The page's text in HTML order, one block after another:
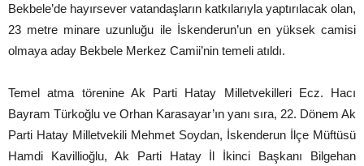
Bekbele’de hayırsever vatandaşların katkılarıyla yaptırılacak olan,
23 metre minare uzunluğu ile İskenderun’un en yüksek camisi
olmaya aday Bekbele Merkez Camii’nin temeli atıldı.
Temel atma törenine Ak Parti Hatay Milletvekilleri Ecz. Hacı
Bayram Türkoğlu ve Orhan Karasayar’ın yanı sıra, 22. Dönem Ak
Parti Hatay Milletvekili Mehmet Soydan, İskenderun İlçe Müftüsü
Hamdi Kavillioğlu, Ak Parti Hatay İl İkinci Başkanı Bilgehan